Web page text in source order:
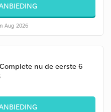
Aug 2026
nu de eerste 6